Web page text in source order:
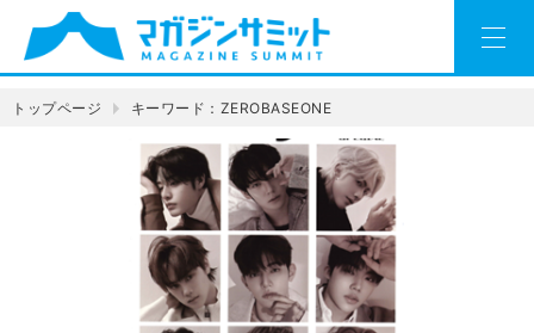
トップページ キーワード：ZEROBASEONE